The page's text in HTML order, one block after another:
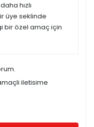
hızlı
üye seklinde
bir özel amaç için
iletisime